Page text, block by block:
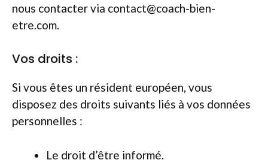
nous contacter via contact@coach-bien-
etre.com.
Vos droits :
Si vous êtes un résident européen, vous
disposez des droits suivants liés à vos données
personnelles :
Le droit d’être informé.